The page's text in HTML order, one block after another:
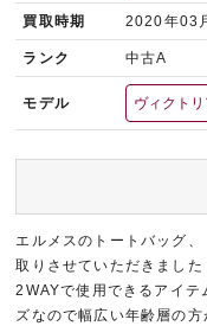
買取時期 2020年03
ランク 中古A
モデル ヴィクトリ
エルメスのトートバッグ
取りさせていただきました
2WAYで使用できるアイテ
ズなので幅広い年齢層の方